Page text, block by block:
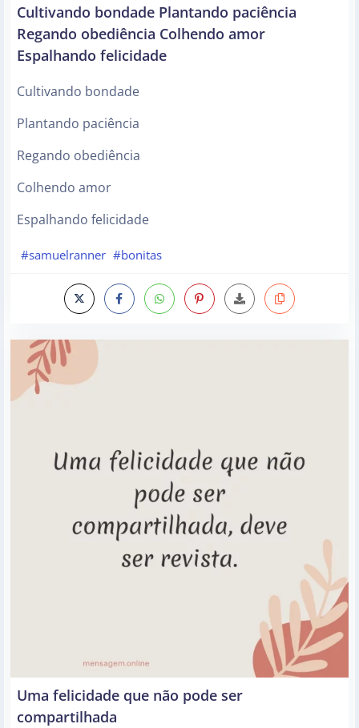
Cultivando bondade Plantando paciência
Regando obediência Colhendo amor
Espalhando felicidade
Cultivando bondade
Plantando paciência
Regando obediência
Colhendo amor
Espalhando felicidade
#samuelranner #bonitas
Uma felicidade que não pode ser
compartilhada